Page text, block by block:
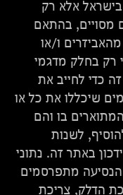
אלא רק
מסויים, בהתאם
ו/או
רק בחלק מדגמי
כדי לחייב את
שיכללו את כל או
בו והם
לשנות
באתר זה. נתוני
מתפרסמים
הדלק, צריכת